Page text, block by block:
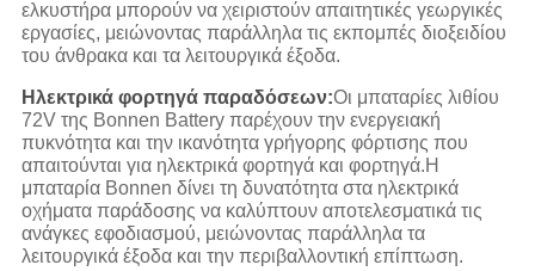
ελκυστήρα μπορούν να χειριστούν απαιτητικές γεωργικές
εργασίες, μειώνοντας παράλληλα τις εκπομπές διοξειδίου
του άνθρακα και τα λειτουργικά έξοδα.
Ηλεκτρικά φορτηγά παραδόσεων:Οι μπαταρίες λιθίου
72V της Bonnen Battery παρέχουν την ενεργειακή
πυκνότητα και την ικανότητα γρήγορης φόρτισης που
απαιτούνται για ηλεκτρικά φορτηγά και φορτηγά.Η
μπαταρία Bonnen δίνει τη δυνατότητα στα ηλεκτρικά
οχήματα παράδοσης να καλύπτουν αποτελεσματικά τις
ανάγκες εφοδιασμού, μειώνοντας παράλληλα τα
λειτουργικά έξοδα και την περιβαλλοντική επίπτωση.